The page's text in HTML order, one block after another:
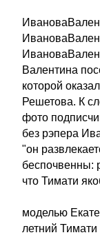
Валентина
которой
Решетова. К
фото
без рэпера
"он
беспочвенны:
что Тимати
моделью
летний